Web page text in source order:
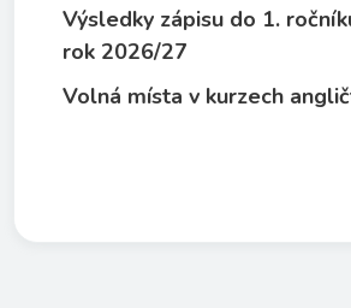
Výsledky zápisu do 1.
rok 2026/27
Volná místa v kurzech